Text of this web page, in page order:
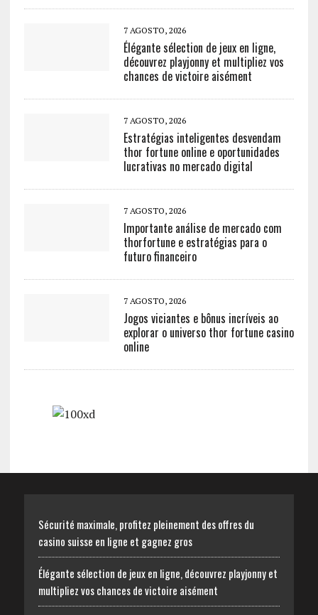
7 AGOSTO, 2026
Élégante sélection de jeux en ligne,
découvrez playjonny et multipliez vos
chances de victoire aisément
7 AGOSTO, 2026
Estratégias inteligentes desvendam
thor fortune online e oportunidades
lucrativas no mercado digital
7 AGOSTO, 2026
Importante análise de mercado com
thorfortune e estratégias para o
futuro financeiro
7 AGOSTO, 2026
Jogos viciantes e bônus incríveis ao
explorar o universo thor fortune casino
online
Sécurité maximale, profitez pleinement des offres du
casino suisse en ligne et gagnez gros
Élégante sélection de jeux en ligne, découvrez playjonny et
multipliez vos chances de victoire aisément